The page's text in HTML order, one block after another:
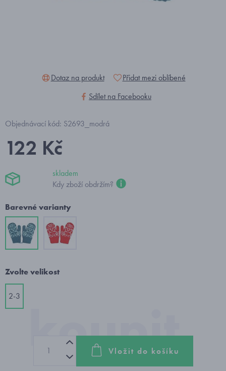
Dotaz na produkt
Přidat mezi oblíbené
Sdílet na Facebooku
Objednávací kód: S2693_modrá
122 Kč
skladem
Kdy zboží obdržím?
Barevné varianty
Zvolte velikost
2-3
Vložit do košíku